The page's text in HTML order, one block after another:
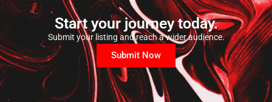
Start your journey today.
Submit your listing and reach a wider audience.
Submit Now